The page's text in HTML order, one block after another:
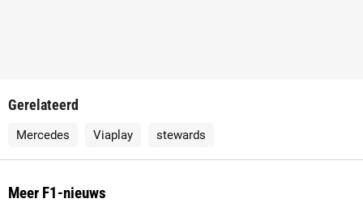
Gerelateerd
Mercedes Viaplay stewards
Meer F1-nieuws